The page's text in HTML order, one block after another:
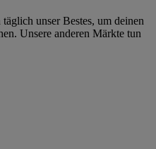
unser Bestes, um deinen
Unsere anderen Märkte tun